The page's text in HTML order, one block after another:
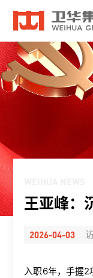
王亚峰：
2026-04-03
入职6年，手握2